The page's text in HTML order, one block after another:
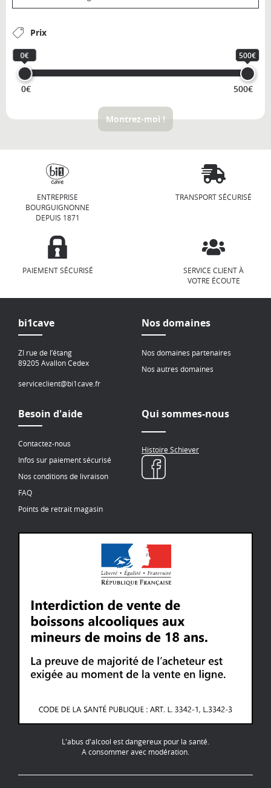
Prix
0€ 500€
0€ 500€
Montrez-moi !
ENTREPRISE
BOURGUIGNONNE
DEPUIS 1871
TRANSPORT SÉCURISÉ
PAIEMENT SÉCURISÉ
SERVICE CLIENT À
VOTRE ÉCOUTE
bi1cave
ZI rue de l’étang
89205 Avallon Cedex
serviceclient@bi1cave.fr
Nos domaines
Nos domaines partenaires
Nos autres domaines
Besoin d'aide
Contactez-nous
Infos sur paiement sécurisé
Nos conditions de livraison
FAQ
Points de retrait magasin
Qui sommes-nous
Histoire Schiever
L'abus d'alcool est dangereux pour la santé.
A consommer avec modération.